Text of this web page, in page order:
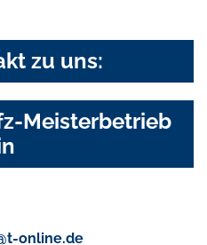
zu uns:
Meisterbetrieb
online.de